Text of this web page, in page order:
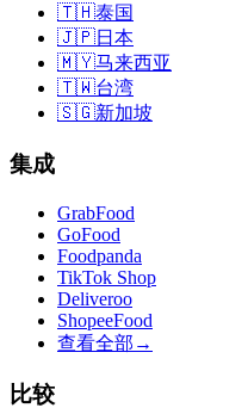
🇹🇭泰国
🇯🇵日本
🇲🇾马来西亚
🇹🇼台湾
🇸🇬新加坡
集成
GrabFood
GoFood
Foodpanda
TikTok Shop
Deliveroo
ShopeeFood
查看全部 →
比较